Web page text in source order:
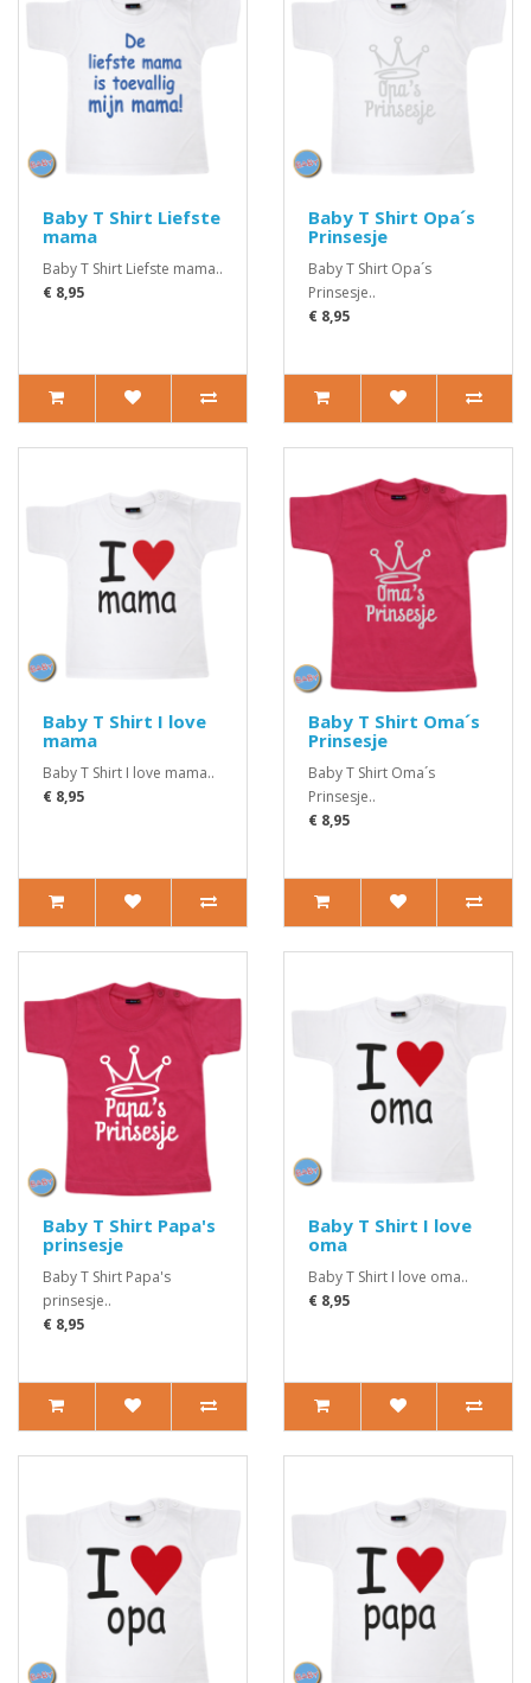
Baby T Shirt Liefste
mama
Baby T Shirt Liefste mama..
€ 8,95
Baby T Shirt Opa´s
Prinsesje
Baby T Shirt Opa´s
Prinsesje..
€ 8,95
Baby T Shirt I love
mama
Baby T Shirt I love mama..
€ 8,95
Baby T Shirt Oma´s
Prinsesje
Baby T Shirt Oma´s
Prinsesje..
€ 8,95
Baby T Shirt Papa's
prinsesje
Baby T Shirt Papa's
prinsesje..
€ 8,95
Baby T Shirt I love
oma
Baby T Shirt I love oma..
€ 8,95